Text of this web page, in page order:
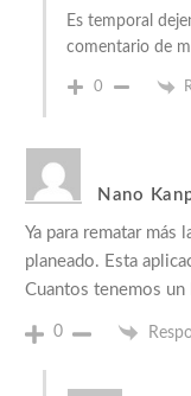
Es temporal
comentario de
0
Nano
Ya para rematar más
planeado. Esta
Cuantos tenemos un
0